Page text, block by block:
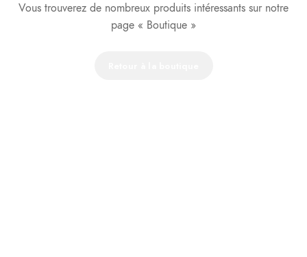
Vous trouverez de nombreux produits intéressants sur notre
page « Boutique »